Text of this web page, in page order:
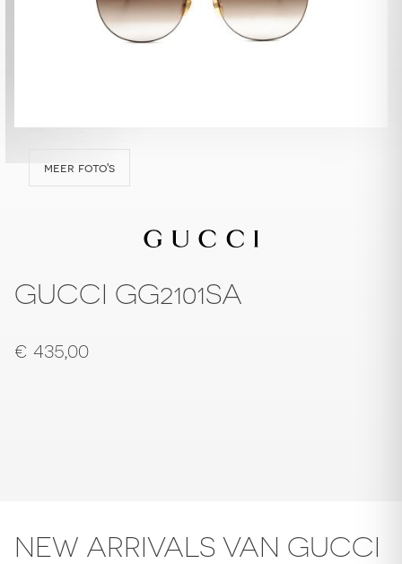
meer foto's
GUCCI GG2101SA
€ 435,00
NEW ARRIVALS VAN GUCCI